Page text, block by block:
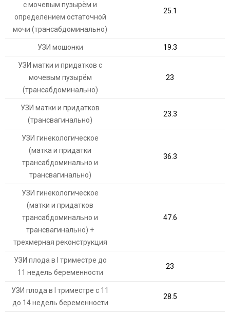
с мочевым пузырём и
определением остаточной
мочи (трансабдоминально)
25.1
УЗИ мошонки 19.3
УЗИ матки и придатков с
мочевым пузырём
(трансабдоминально)
23
УЗИ матки и придатков
(трансвагинально)
23.3
УЗИ гинекологическое
(матка и придатки
трансабдоминально и
трансвагинально)
36.3
УЗИ гинекологическое
(матки и придатков
трансабдоминально и
трансвагинально) +
трехмерная реконструкция
47.6
УЗИ плода в I триместре до
11 недель беременности
23
УЗИ плода в I триместре с 11
до 14 недель беременности
28.5